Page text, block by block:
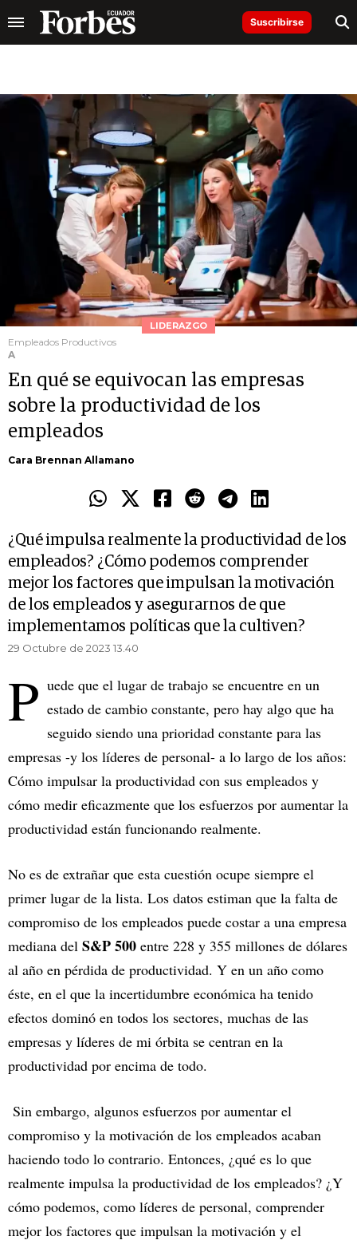
Suscribirse
LIDERAZGO
Empleados Productivos
A
En qué se equivocan las empresas
sobre la productividad de los
empleados
Cara Brennan Allamano
¿Qué impulsa realmente la productividad de los
empleados? ¿Cómo podemos comprender
mejor los factores que impulsan la motivación
de los empleados y asegurarnos de que
implementamos políticas que la cultiven?
29 Octubre de 2023 13.40
P uede que el lugar de trabajo se encuentre en un
estado de cambio constante, pero hay algo que ha
seguido siendo una prioridad constante para las
empresas -y los líderes de personal- a lo largo de los años:
Cómo impulsar la productividad con sus empleados y
cómo medir eficazmente que los esfuerzos por aumentar la
productividad están funcionando realmente.
No es de extrañar que esta cuestión ocupe siempre el
primer lugar de la lista. Los datos estiman que la falta de
compromiso de los empleados puede costar a una empresa
mediana del S&P 500 entre 228 y 355 millones de dólares
al año en pérdida de productividad. Y en un año como
éste, en el que la incertidumbre económica ha tenido
efectos dominó en todos los sectores, muchas de las
empresas y líderes de mi órbita se centran en la
productividad por encima de todo.
Sin embargo, algunos esfuerzos por aumentar el
compromiso y la motivación de los empleados acaban
haciendo todo lo contrario. Entonces, ¿qué es lo que
realmente impulsa la productividad de los empleados? ¿Y
cómo podemos, como líderes de personal, comprender
mejor los factores que impulsan la motivación y el